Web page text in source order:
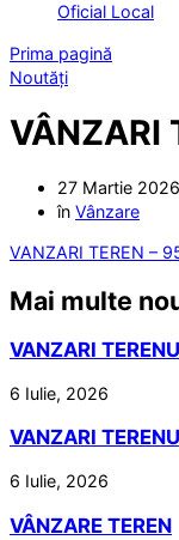
Oficial Local
Prima pagină
Noutăți
VÂNZARI
27 Martie 2026
în Vânzare
VANZARI TEREN –
Mai multe
VANZARI
6 Iulie, 2026
VANZARI
6 Iulie, 2026
VÂNZARE TEREN